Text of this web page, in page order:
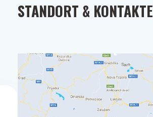
STANDORT & KONTAKTE